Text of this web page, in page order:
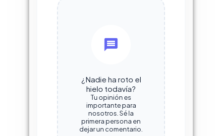
¿Nadie ha roto el
hielo todavía?
Tu opinión es
importante para
nosotros. Sé la
primera persona en
dejar un comentario.